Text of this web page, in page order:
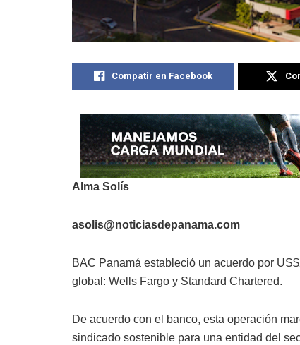
Compatir en Facebook
Alma Solís
asolis@noticiasdepanama.com
BAC Panamá estableció un acuerdo por
global: Wells Fargo y Standard Chartered.
De acuerdo con el banco, esta operación
sindicado sostenible para una entidad del